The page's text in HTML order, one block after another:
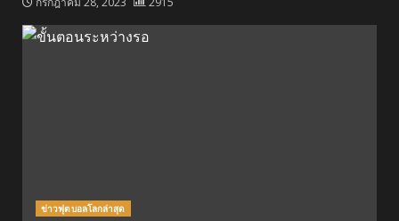
ข่าวฟุตบอลโลกล่าสุด